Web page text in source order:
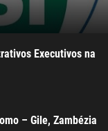
Executivos na
– Gile, Zambézia